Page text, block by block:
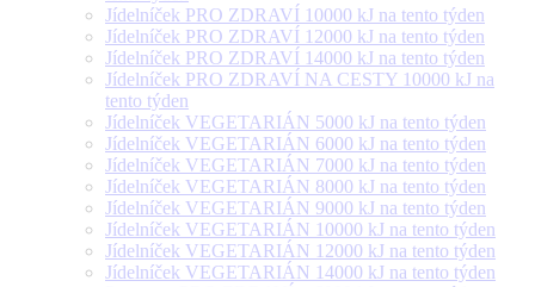
Jídelníček PRO ZDRAVÍ 10000 kJ na tento týden
Jídelníček PRO ZDRAVÍ 12000 kJ na tento týden
Jídelníček PRO ZDRAVÍ 14000 kJ na tento týden
Jídelníček PRO ZDRAVÍ NA CESTY 10000 kJ na
tento týden
Jídelníček VEGETARIÁN 5000 kJ na tento týden
Jídelníček VEGETARIÁN 6000 kJ na tento týden
Jídelníček VEGETARIÁN 7000 kJ na tento týden
Jídelníček VEGETARIÁN 8000 kJ na tento týden
Jídelníček VEGETARIÁN 9000 kJ na tento týden
Jídelníček VEGETARIÁN 10000 kJ na tento týden
Jídelníček VEGETARIÁN 12000 kJ na tento týden
Jídelníček VEGETARIÁN 14000 kJ na tento týden